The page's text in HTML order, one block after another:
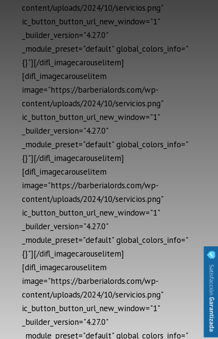
content/uploads/2024/10/servicios.png"
ic_button_button_url_new_window="1"
_builder_version="4.27.0"
_module_preset="default" global_colors_info="
{}"][/difl_imagecarouselitem]
[difl_imagecarouselitem
image="https://barberialords.com/wp-
content/uploads/2024/10/servicios.png"
ic_button_button_url_new_window="1"
_builder_version="4.27.0"
_module_preset="default" global_colors_info="
{}"][/difl_imagecarouselitem]
[difl_imagecarouselitem
image="https://barberialords.com/wp-
content/uploads/2024/10/servicios.png"
ic_button_button_url_new_window="1"
_builder_version="4.27.0"
_module_preset="default" global_colors_info="
{}"][/difl_imagecarouselitem]
[difl_imagecarouselitem
image="https://barberialords.com/wp-
content/uploads/2024/10/servicios.png"
ic_button_button_url_new_window="1"
_builder_version="4.27.0"
_module_preset="default" global_colors_info="